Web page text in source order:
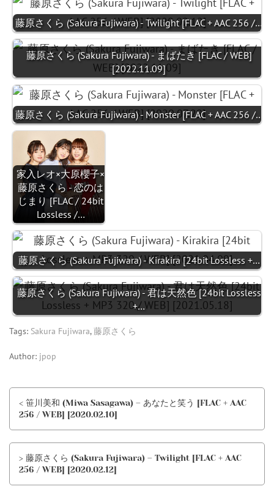
藤原さくら (Sakura Fujiwara) - Twilight [FLAC + AAC 256 /…
藤原さくら (Sakura Fujiwara) - まばたき [FLAC / WEB]
[2022.11.09]
藤原さくら (Sakura Fujiwara) - Monster [FLAC + AAC 256 /…
家入レオ×大原櫻子×
藤原さくら - 恋のは
じまり [FLAC / 24bit
Lossless /…
藤原さくら (Sakura Fujiwara) - Kirakira [24bit Lossless +…
藤原さくら (Sakura Fujiwara) - 君は天然色 [24bit Lossless
+…
Tags: Sakura Fujiwara,藤原さくら
Author: jpop
< 笹川美和 (Miwa Sasagawa) – あなたと笑う [FLAC + AAC
256 / WEB] [2020.02.10]
> 藤原さくら (Sakura Fujiwara) – Twilight [FLAC + AAC
256 / WEB] [2020.02.12]